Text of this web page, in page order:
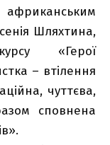
Шляхтина,
«Герої
– втілення
чуттєва,
сповнена